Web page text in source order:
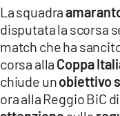
ILVIBONESE.IT
LACAPITALENEWS.IT
La squadra
disputata la scorsa
match che ha sancito
corsa alla Coppa
chiude unobiettivo
ora alla Reggio BiC